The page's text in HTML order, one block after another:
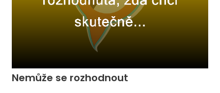
Nemůže se rozhodnout